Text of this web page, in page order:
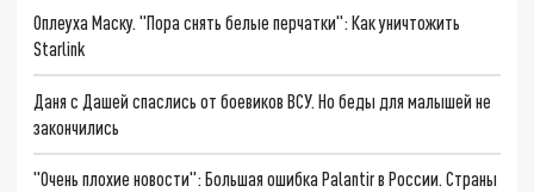
Оплеуха Маску. "Пора снять белые перчатки": Как уничтожить
Starlink
Даня с Дашей спаслись от боевиков ВСУ. Но беды для малышей не
закончились
"Очень плохие новости": Большая ошибка Palantir в России. Страны